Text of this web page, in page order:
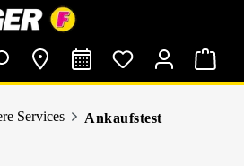
Services Ankaufstest